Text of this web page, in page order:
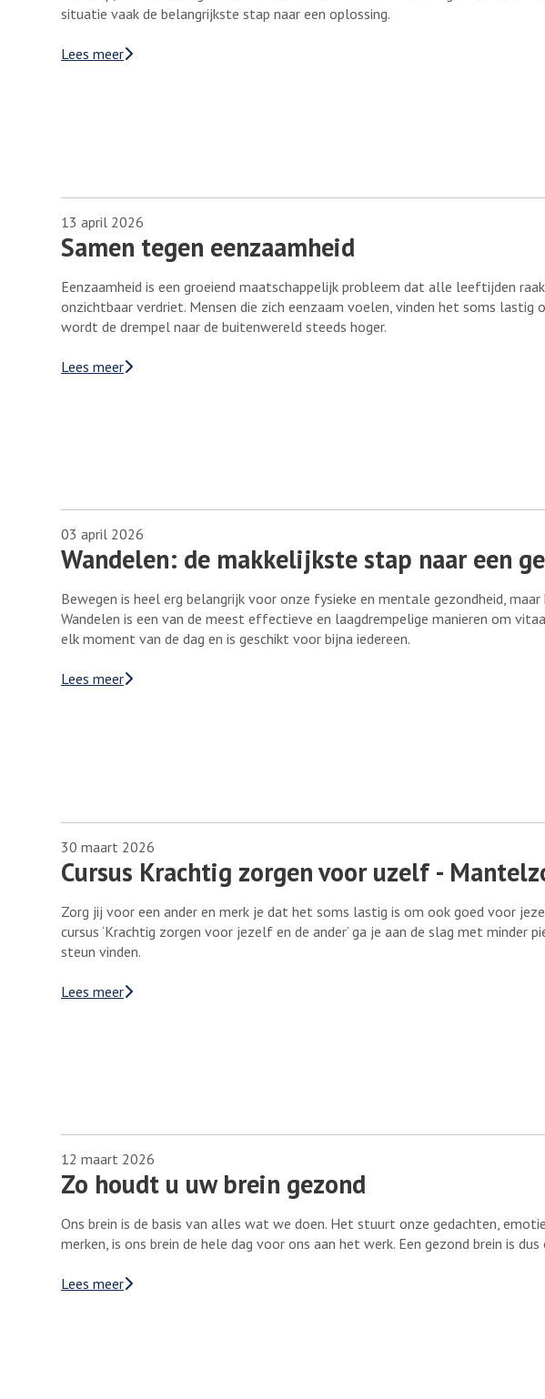
situatie vaak de belangrijkste stap naar een oplossing.
Lees meer
Samen tegen eenzaamheid
13 april 2026
Eenzaamheid is een groeiend maatschappelijk probleem dat alle leeftijden
onzichtbaar verdriet. Mensen die zich eenzaam voelen, vinden het soms
wordt de drempel naar de buitenwereld steeds hoger.
Lees meer
Wandelen: de makkelijkste stap naar een
03 april 2026
Bewegen is heel erg belangrijk voor onze fysieke en mentale gezondheid,
Wandelen is een van de meest effectieve en laagdrempelige manieren om
elk moment van de dag en is geschikt voor bijna iedereen.
Lees meer
Cursus Krachtig zorgen voor uzelf -
30 maart 2026
Zorg jij voor een ander en merk je dat het soms lastig is om ook goed voor
cursus ‘Krachtig zorgen voor jezelf en de ander’ ga je aan de slag met minder
steun vinden.
Lees meer
Zo houdt u uw brein gezond
12 maart 2026
Ons brein is de basis van alles wat we doen. Het stuurt onze gedachten,
merken, is ons brein de hele dag voor ons aan het werk. Een gezond brein is
Lees meer